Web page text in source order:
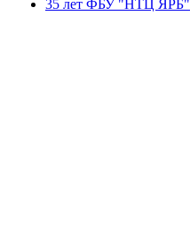
35 лет ФБУ "НТЦ ЯРБ"